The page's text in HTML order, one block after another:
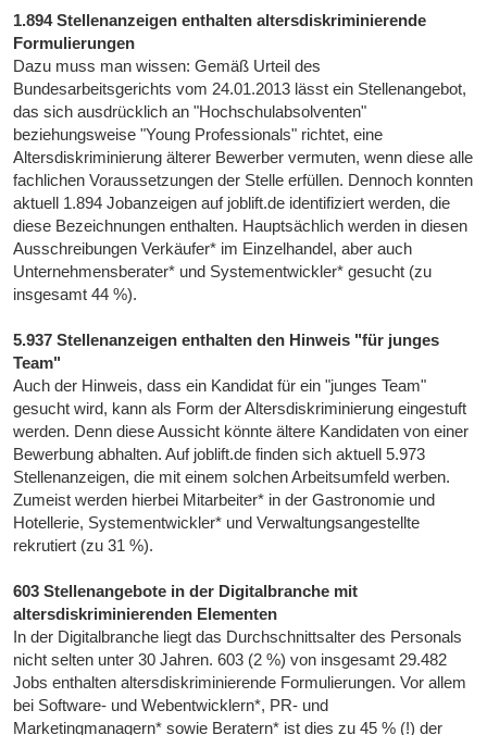
1.894 Stellenanzeigen enthalten altersdiskriminierende
Formulierungen
Dazu muss man wissen: Gemäß Urteil des
Bundesarbeitsgerichts vom 24.01.2013 lässt ein Stellenangebot,
das sich ausdrücklich an "Hochschulabsolventen"
beziehungsweise "Young Professionals" richtet, eine
Altersdiskriminierung älterer Bewerber vermuten, wenn diese alle
fachlichen Voraussetzungen der Stelle erfüllen. Dennoch konnten
aktuell 1.894 Jobanzeigen auf joblift.de identifiziert werden, die
diese Bezeichnungen enthalten. Hauptsächlich werden in diesen
Ausschreibungen Verkäufer* im Einzelhandel, aber auch
Unternehmensberater* und Systementwickler* gesucht (zu
insgesamt 44 %).
5.937 Stellenanzeigen enthalten den Hinweis "für junges
Team"
Auch der Hinweis, dass ein Kandidat für ein "junges Team"
gesucht wird, kann als Form der Altersdiskriminierung eingestuft
werden. Denn diese Aussicht könnte ältere Kandidaten von einer
Bewerbung abhalten. Auf joblift.de finden sich aktuell 5.973
Stellenanzeigen, die mit einem solchen Arbeitsumfeld werben.
Zumeist werden hierbei Mitarbeiter* in der Gastronomie und
Hotellerie, Systementwickler* und Verwaltungsangestellte
rekrutiert (zu 31 %).
603 Stellenangebote in der Digitalbranche mit
altersdiskriminierenden Elementen
In der Digitalbranche liegt das Durchschnittsalter des Personals
nicht selten unter 30 Jahren. 603 (2 %) von insgesamt 29.482
Jobs enthalten altersdiskriminierende Formulierungen. Vor allem
bei Software- und Webentwicklern*, PR- und
Marketingmanagern* sowie Beratern* ist dies zu 45 % (!) der